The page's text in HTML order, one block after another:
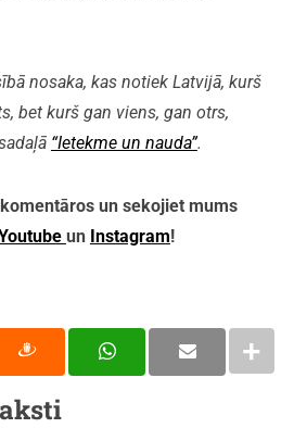
nosaka, kas notiek Latvijā, kurš
bet kurš gan viens, gan otrs,
“Ietekme un nauda”.
un sekojiet mums
un Instagram!